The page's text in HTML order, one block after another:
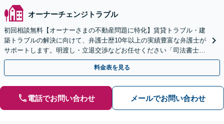
オーナーチェンジトラブル
初回相談無料【オーナーさまの不動産問題に特化】賃貸トラブル・建
築トラブルの解決に向けて、弁護士歴10年以上の実績豊富な弁護士が
サポートします。明渡し・立退交渉などお任せください「司法書士・
税理士など他士業と連携」【休日・夜間面談可】
料金表を見る
電話でお問い合わせ メールでお問い合わせ